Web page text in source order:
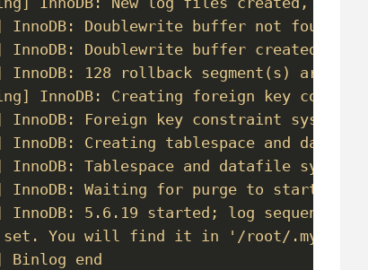
InnoDB: Doublewrite buffer not found:
InnoDB: Doublewrite buffer created
InnoDB: 128 rollback segment(s) are
InnoDB: Creating foreign key
InnoDB: Foreign key constraint system
InnoDB: Creating tablespace and
InnoDB: Tablespace and datafile system
InnoDB: Waiting for purge to start
InnoDB: 5.6.19 started; log sequence
set. You will find it in '/root/
Binlog end